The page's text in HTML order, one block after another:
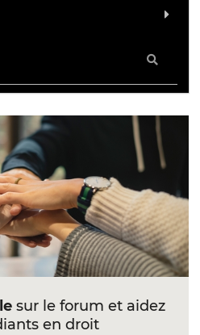
sur le forum et aidez
en droit